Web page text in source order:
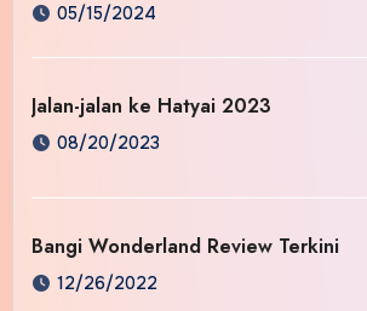
05/15/2024
Jalan-jalan ke Hatyai 2023
08/20/2023
Bangi Wonderland Review Terkini
12/26/2022